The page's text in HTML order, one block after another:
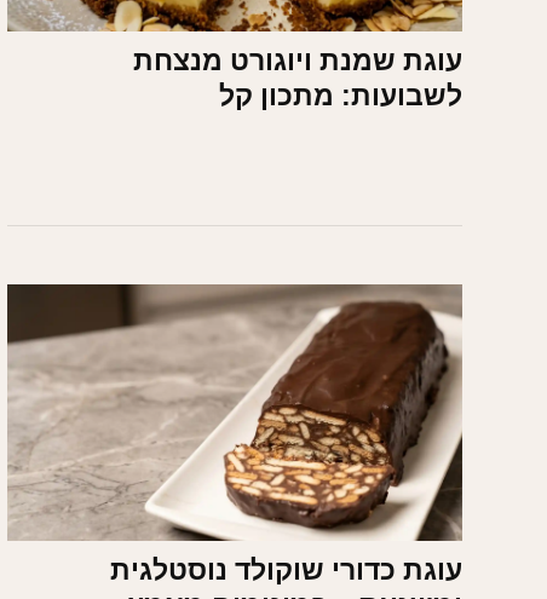
עוגת שמנת ויוגורט מנצחת
לשבועות: מתכון קל
עוגת כדורי שוקולד נוסטלגית